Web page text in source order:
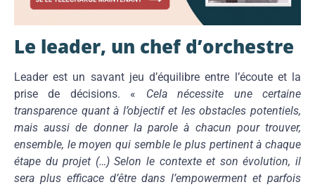
Le leader, un chef d’orchestre
Leader est un savant jeu d’équilibre entre l’écoute et la
prise de décisions. « Cela nécessite une certaine
transparence quant à l’objectif et les obstacles potentiels,
mais aussi de donner la parole à chacun pour trouver,
ensemble, le moyen qui semble le plus pertinent à chaque
étape du projet (…) Selon le contexte et son évolution, il
sera plus efficace d’être dans l’empowerment et parfois